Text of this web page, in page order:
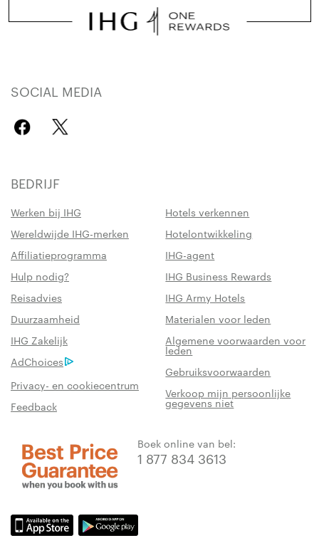
SOCIAL MEDIA
BEDRIJF
Werken bij IHG
Hotels verkennen
Wereldwijde IHG-merken
Hotelontwikkeling
Affiliatieprogramma
IHG-agent
Hulp nodig?
IHG Business Rewards
Reisadvies
IHG Army Hotels
Duurzaamheid
Materialen voor leden
IHG Zakelijk
Algemene voorwaarden voor
leden
AdChoices
Gebruiksvoorwaarden
Privacy- en cookiecentrum
Verkoop mijn persoonlijke
gegevens niet
Feedback
Boek online van bel:
1 877 834 3613